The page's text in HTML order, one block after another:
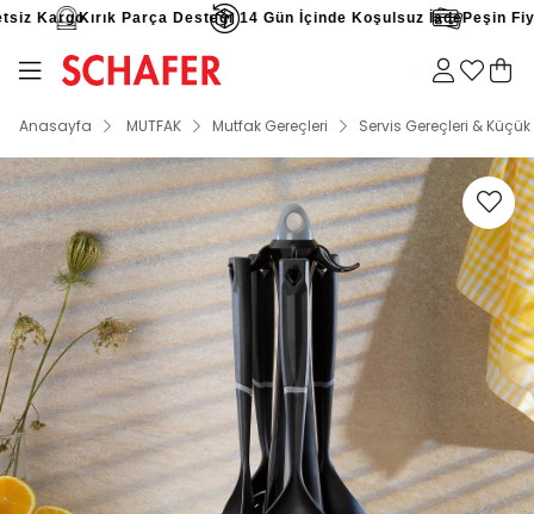
KargoKırık Parça Desteği 14 Gün İçinde Koşulsuz İadePeşin
Anasayfa MUTFAK Mutfak Gereçleri Servis Gereçleri &